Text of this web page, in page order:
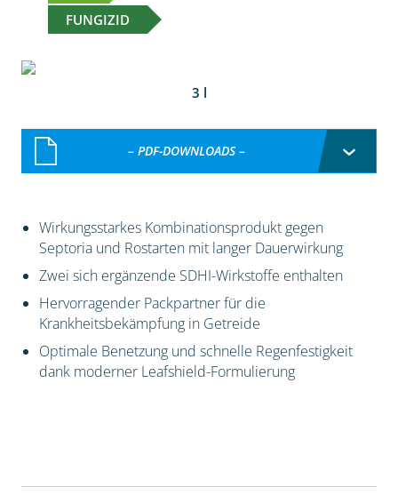
FUNGIZID
3 l
– PDF-DOWNLOADS –
Wirkungsstarkes Kombinationsprodukt gegen
Septoria und Rostarten mit langer Dauerwirkung
Zwei sich ergänzende SDHI-Wirkstoffe enthalten
Hervorragender Packpartner für die
Krankheitsbekämpfung in Getreide
Optimale Benetzung und schnelle Regenfestigkeit
dank moderner Leafshield-Formulierung